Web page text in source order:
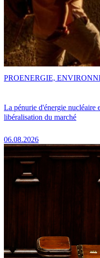
La pénurie d'énergie nucléaire
libéralisation du marché
06.08.2026
PROENERGIE,